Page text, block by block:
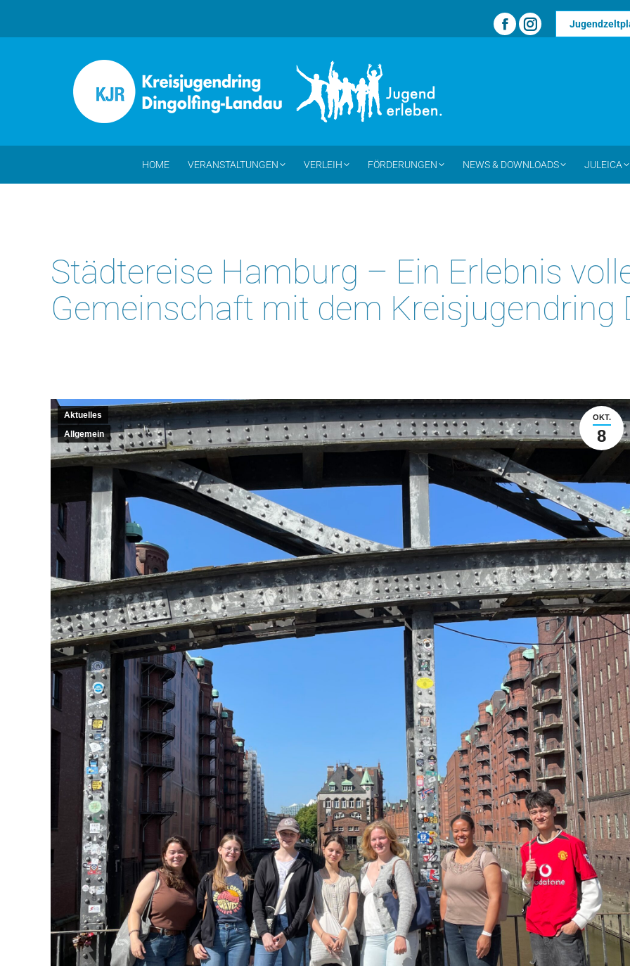
Facebook
window
Instagram
window
HOME VERANSTALTUNGEN VERLEIH FÖRDERUNGEN NEWS & DOWNLOADS JULEICA
Städtereise Hamburg – Ein Erlebnis
Gemeinschaft mit dem Kreisjugendring
OKT.
8
Aktuelles
Allgemein